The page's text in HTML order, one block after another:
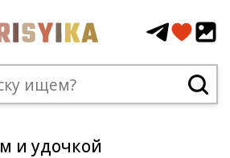
и удочкой